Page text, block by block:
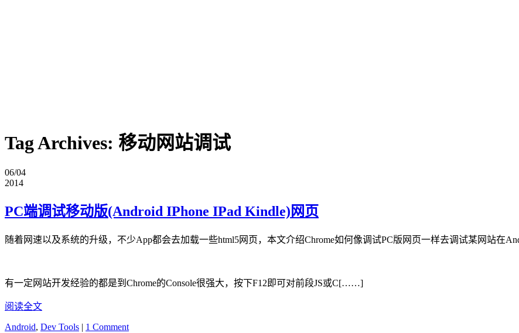
Tag Archives: 移动网站调试
06/04
2014
PC端调试移动版(Android IPhone IPad Kindle)网页
随着网速以及系统的升级，不少App都会去加载一些html5网页，本文介绍Chrome如何像调试PC版网页一样去调试某网站在
有一定网站开发经验的都是到Chrome的Console很强大，按下F12即可对前段JS或C[……]
阅读全文
Android, Dev Tools | 1 Comment